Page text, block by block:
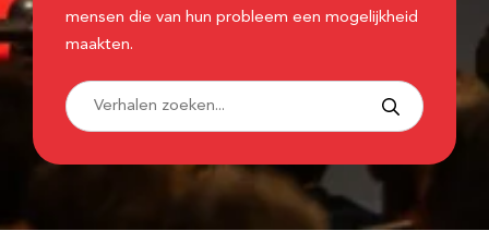
mensen die van hun probleem een mogelijkheid
maakten.